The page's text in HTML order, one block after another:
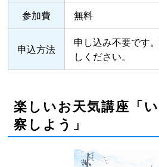
参加費 無料
申込方法
申し込み不要です
しください。
楽しいお天気講座「
察しよう」